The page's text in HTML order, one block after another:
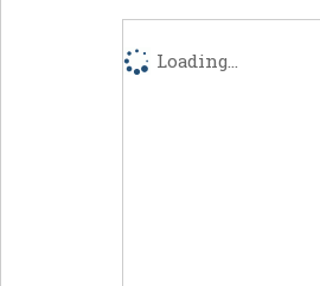
Loading...